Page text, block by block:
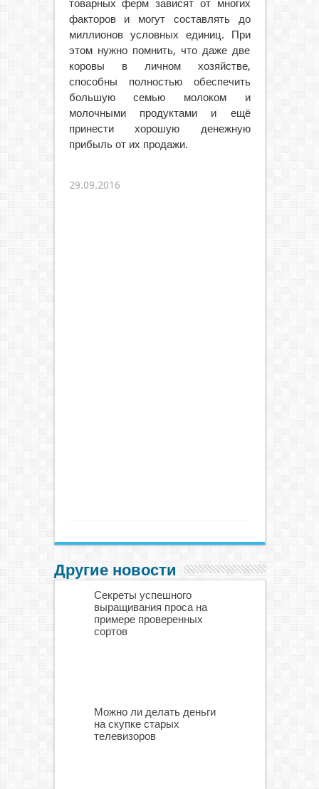
товарных ферм зависят от многих
факторов и могут составлять до
миллионов условных единиц. При
этом нужно помнить, что даже две
коровы в личном хозяйстве,
способны полностью обеспечить
большую семью молоком и
молочными продуктами и ещё
принести хорошую денежную
прибыль от их продажи.
29.09.2016
Другие новости
Секреты успешного
выращивания проса на
примере проверенных
сортов
Можно ли делать деньги
на скупке старых
телевизоров